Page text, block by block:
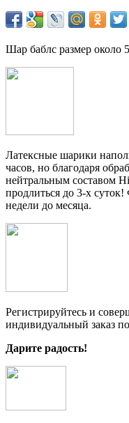
Шар баблс размер около
Латексные шарики
часов, но благодаря
нейтральным составом
продлиться до 3-х
недели до месяца.
Регистрируйтесь и
индивидуальный заказ
Дарите радость!